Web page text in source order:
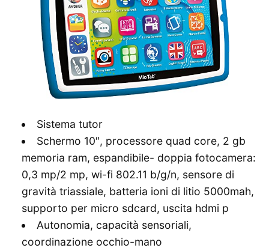
Sistema tutor
Schermo 10″, processore quad core, 2 gb
memoria ram, espandibile- doppia fotocamera:
0,3 mp/2 mp, wi-fi 802.11 b/g/n, sensore di
gravità triassiale, batteria ioni di litio 5000mah,
supporto per micro sdcard, uscita hdmi p
Autonomia, capacità sensoriali,
coordinazione occhio-mano